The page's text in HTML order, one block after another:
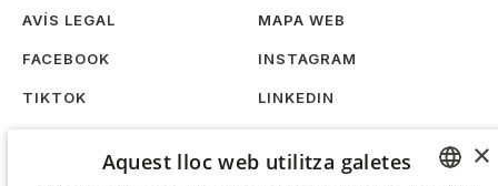
AVÍS LEGAL MAPA WEB
FACEBOOK INSTAGRAM
TIKTOK LINKEDIN
NOSALTRES
×
Aquest lloc web utilitza galetes